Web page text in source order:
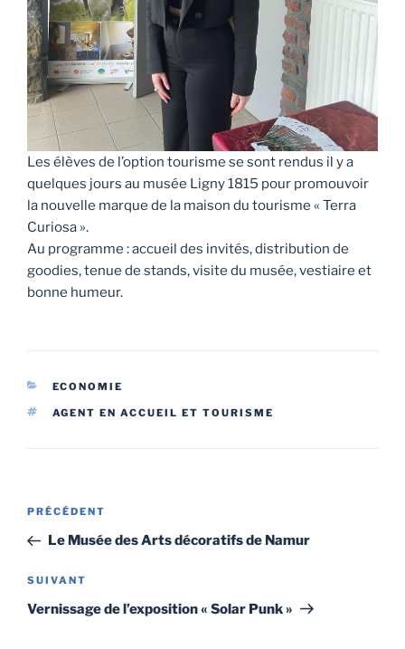
Les élèves de l’option tourisme se sont rendus il y a
quelques jours au musée Ligny 1815 pour promouvoir
la nouvelle marque de la maison du tourisme « Terra
Curiosa ».
Au programme : accueil des invités, distribution de
goodies, tenue de stands, visite du musée, vestiaire et
bonne humeur.
CATÉGORIES
ECONOMIE
ÉTIQUETTES
AGENT EN ACCUEIL ET TOURISME
Navigation
l’article
Article
précédent
PRÉCÉDENT
Le Musée des Arts décoratifs de Namur
Article
suivant
SUIVANT
Vernissage de l’exposition « Solar Punk »